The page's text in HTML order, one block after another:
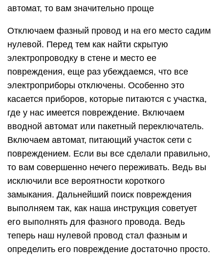
автомат, то вам значительно проще
Отключаем фазный провод и на его место садим
нулевой. Перед тем как найти скрытую
электропроводку в стене и место ее
повреждения, еще раз убеждаемся, что все
электроприборы отключены. Особенно это
касается приборов, которые питаются с участка,
где у нас имеется повреждение. Включаем
вводной автомат или пакетный переключатель.
Включаем автомат, питающий участок сети с
повреждением. Если вы все сделали правильно,
то вам совершенно нечего переживать. Ведь вы
исключили все вероятности короткого
замыкания. Дальнейший поиск повреждения
выполняем так, как наша инструкция советует
его выполнять для фазного провода. Ведь
теперь наш нулевой провод стал фазным и
определить его повреждение достаточно просто.